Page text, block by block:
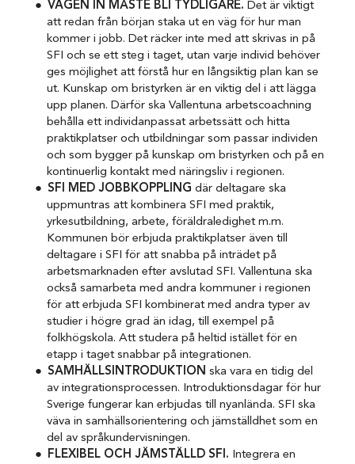
VÄGEN IN MÅSTE BLI TYDLIGARE. Det är viktigt
att redan från början staka ut en väg för hur man
kommer i jobb. Det räcker inte med att skrivas in på
SFI och se ett steg i taget, utan varje individ behöver
ges möjlighet att förstå hur en långsiktig plan kan se
ut. Kunskap om bristyrken är en viktig del i att lägga
upp planen. Därför ska Vallentuna arbetscoachning
behålla ett individanpassat arbetssätt och hitta
praktikplatser och utbildningar som passar individen
och som bygger på kunskap om bristyrken och på en
kontinuerlig kontakt med näringsliv i regionen.
SFI MED JOBBKOPPLING där deltagare ska
uppmuntras att kombinera SFI med praktik,
yrkesutbildning, arbete, föräldraledighet m.m.
Kommunen bör erbjuda praktikplatser även till
deltagare i SFI för att snabba på inträdet på
arbetsmarknaden efter avslutad SFI. Vallentuna ska
också samarbeta med andra kommuner i regionen
för att erbjuda SFI kombinerat med andra typer av
studier i högre grad än idag, till exempel på
folkhögskola. Att studera på heltid istället för en
etapp i taget snabbar på integrationen.
SAMHÄLLSINTRODUKTION ska vara en tidig del
av integrationsprocessen. Introduktionsdagar för hur
Sverige fungerar kan erbjudas till nyanlända. SFI ska
väva in samhällsorientering och jämställdhet som en
del av språkundervisningen.
FLEXIBEL OCH JÄMSTÄLLD SFI. Integrera en